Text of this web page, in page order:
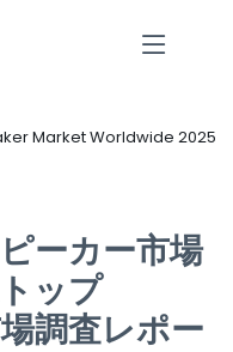
Market Worldwide 2025
ーカー市場
ップ
調査レポー